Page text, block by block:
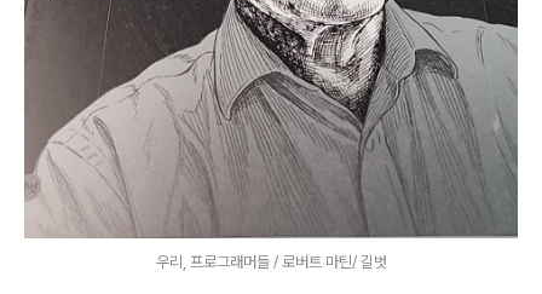
우리, 프로그래머들 / 로버트 마틴/ 길벗